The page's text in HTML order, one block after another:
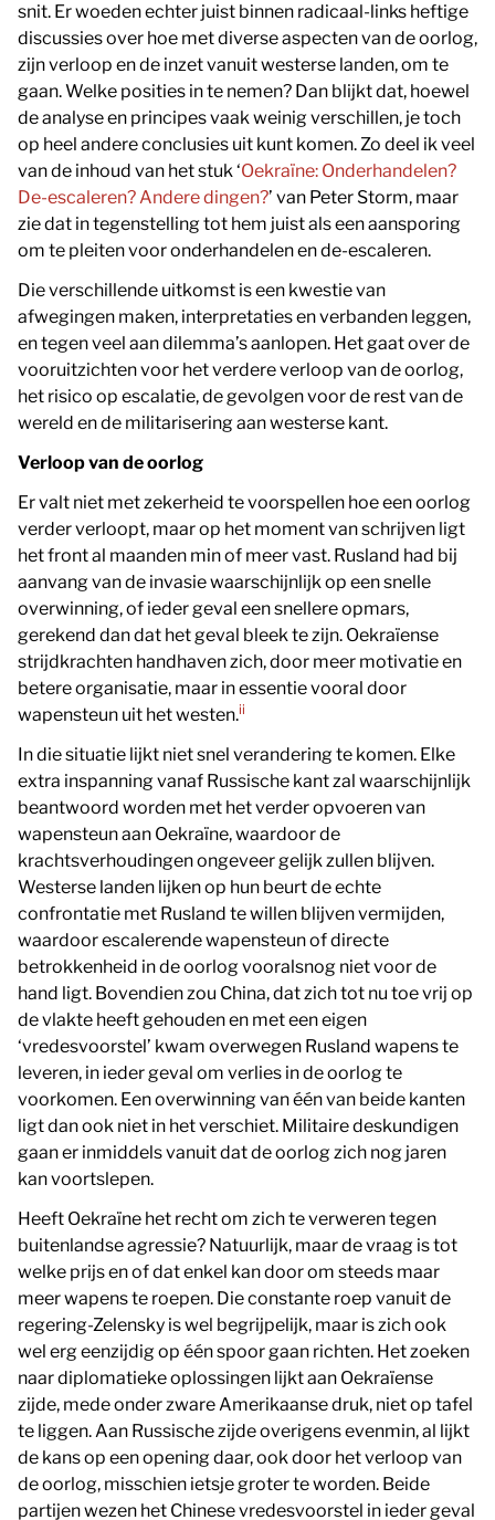
snit. Er woeden echter juist binnen radicaal-links heftige
discussies over hoe met diverse aspecten van de oorlog,
zijn verloop en de inzet vanuit westerse landen, om te
gaan. Welke posities in te nemen? Dan blijkt dat, hoewel
de analyse en principes vaak weinig verschillen, je toch
op heel andere conclusies uit kunt komen. Zo deel ik veel
van de inhoud van het stuk ‘Oekraïne: Onderhandelen?
De-escaleren? Andere dingen?’ van Peter Storm, maar
zie dat in tegenstelling tot hem juist als een aansporing
om te pleiten voor onderhandelen en de-escaleren.
Die verschillende uitkomst is een kwestie van
afwegingen maken, interpretaties en verbanden leggen,
en tegen veel aan dilemma’s aanlopen. Het gaat over de
vooruitzichten voor het verdere verloop van de oorlog,
het risico op escalatie, de gevolgen voor de rest van de
wereld en de militarisering aan westerse kant.
Verloop van de oorlog
Er valt niet met zekerheid te voorspellen hoe een oorlog
verder verloopt, maar op het moment van schrijven ligt
het front al maanden min of meer vast. Rusland had bij
aanvang van de invasie waarschijnlijk op een snelle
overwinning, of ieder geval een snellere opmars,
gerekend dan dat het geval bleek te zijn. Oekraïense
strijdkrachten handhaven zich, door meer motivatie en
betere organisatie, maar in essentie vooral door
wapensteun uit het westen.ii
In die situatie lijkt niet snel verandering te komen. Elke
extra inspanning vanaf Russische kant zal waarschijnlijk
beantwoord worden met het verder opvoeren van
wapensteun aan Oekraïne, waardoor de
krachtsverhoudingen ongeveer gelijk zullen blijven.
Westerse landen lijken op hun beurt de echte
confrontatie met Rusland te willen blijven vermijden,
waardoor escalerende wapensteun of directe
betrokkenheid in de oorlog vooralsnog niet voor de
hand ligt. Bovendien zou China, dat zich tot nu toe vrij op
de vlakte heeft gehouden en met een eigen
‘vredesvoorstel’ kwam overwegen Rusland wapens te
leveren, in ieder geval om verlies in de oorlog te
voorkomen. Een overwinning van één van beide kanten
ligt dan ook niet in het verschiet. Militaire deskundigen
gaan er inmiddels vanuit dat de oorlog zich nog jaren
kan voortslepen.
Heeft Oekraïne het recht om zich te verweren tegen
buitenlandse agressie? Natuurlijk, maar de vraag is tot
welke prijs en of dat enkel kan door om steeds maar
meer wapens te roepen. Die constante roep vanuit de
regering-Zelensky is wel begrijpelijk, maar is zich ook
wel erg eenzijdig op één spoor gaan richten. Het zoeken
naar diplomatieke oplossingen lijkt aan Oekraïense
zijde, mede onder zware Amerikaanse druk, niet op tafel
te liggen. Aan Russische zijde overigens evenmin, al lijkt
de kans op een opening daar, ook door het verloop van
de oorlog, misschien ietsje groter te worden. Beide
partijen wezen het Chinese vredesvoorstel in ieder geval